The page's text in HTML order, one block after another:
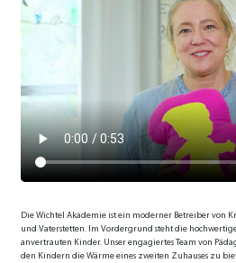
Die Wichtel Akademie ist ein moderner Betreiber von
und Vater­stetten. Im Vorder­­grund steht die
anvertrau­ten Kinder. Unser engagiertes Team von
den Kindern die Wärme eines zweiten Zuhauses zu